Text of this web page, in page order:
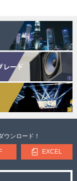
ウンロード！
EXCEL